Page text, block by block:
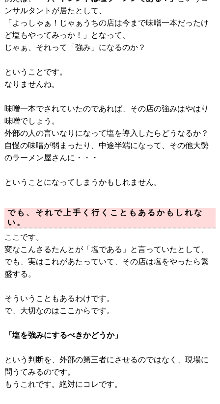
ンサルタントが居たとして、
「よっしゃぁ！じゃぁうちの店は今まで味噌一本だったけ
ど塩もやってみっか！」となって、
じゃぁ、それって「強み」になるのか？
ということです。
なりませんね。
味噌一本でされていたのであれば、その店の強みはやはり
味噌でしょう。
外部の人の言いなりになって塩を導入したらどうなるか？
自慢の味噌が弱まったり、中途半端になって、その他大勢
のラーメン屋さんに・・・
ということになってしまうかもしれません。
でも、それで上手く行くこともあるかもしれな
い。
ここです。
変なこんさるたんとが「塩である」と言っていたとして、
でも、実はこれがあたっていて、その店は塩をやったら繁
盛する。
そういうこともあるわけです。
で、大切なのはここからです。
「塩を強みにするべきかどうか」
という判断を、外部の第三者にさせるのではなく、現場に
問うてみるのです。
もうこれです。絶対にコレです。